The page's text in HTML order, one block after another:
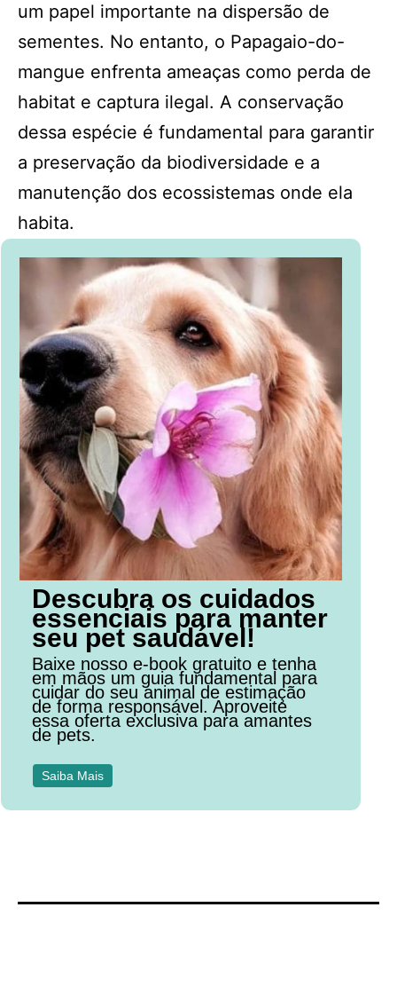
um papel importante na dispersão de
sementes. No entanto, o Papagaio-do-
mangue enfrenta ameaças como perda de
habitat e captura ilegal. A conservação
dessa espécie é fundamental para garantir
a preservação da biodiversidade e a
manutenção dos ecossistemas onde ela
habita.
Descubra os cuidados
essenciais para manter
seu pet saudável!
Baixe nosso e-book gratuito e tenha
em mãos um guia fundamental para
cuidar do seu animal de estimação
de forma responsável. Aproveite
essa oferta exclusiva para amantes
de pets.
Saiba Mais